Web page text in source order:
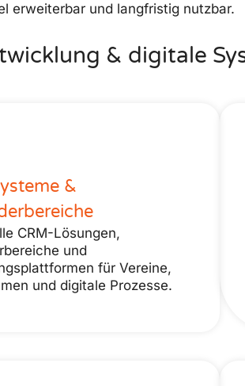
erweiterbar und langfristig nutzbar.
& digitale
&
CRM-Lösungen,
und
für Vereine,
und digitale Prozesse.